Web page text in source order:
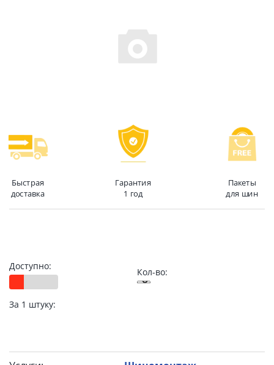
Быстрая
доставка
Гарантия
1 год
Пакеты
для шин
Доступно:
Кол-во:
За 1 штуку: